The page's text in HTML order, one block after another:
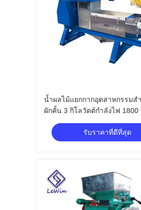
น้ำผลไม้แยกกากอุตสาหกรรมส
ผักคั้น 3 กิโลวัตต์กำลังไฟ 1800
700 มม
รับราคาที่ดีที่สุด